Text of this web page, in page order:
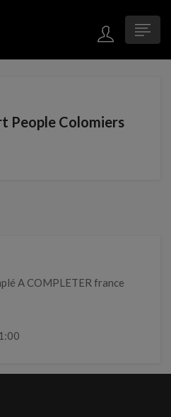
People Colomiers
A COMPLETER france